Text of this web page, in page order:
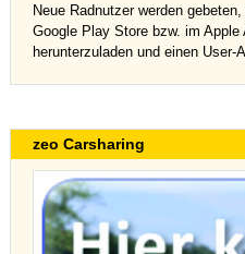
Neue Radnutzer werden
Google Play Store bzw. im
herunterzuladen und einen User-
zeo Carsharing